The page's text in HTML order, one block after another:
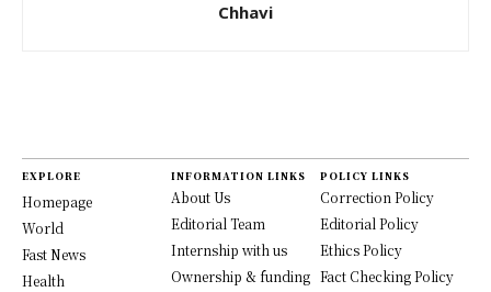
Chhavi
EXPLORE
Homepage
World
Fast News
Health
INFORMATION LINKS
About Us
Editorial Team
Internship with us
Ownership & funding
POLICY LINKS
Correction Policy
Editorial Policy
Ethics Policy
Fact Checking Policy